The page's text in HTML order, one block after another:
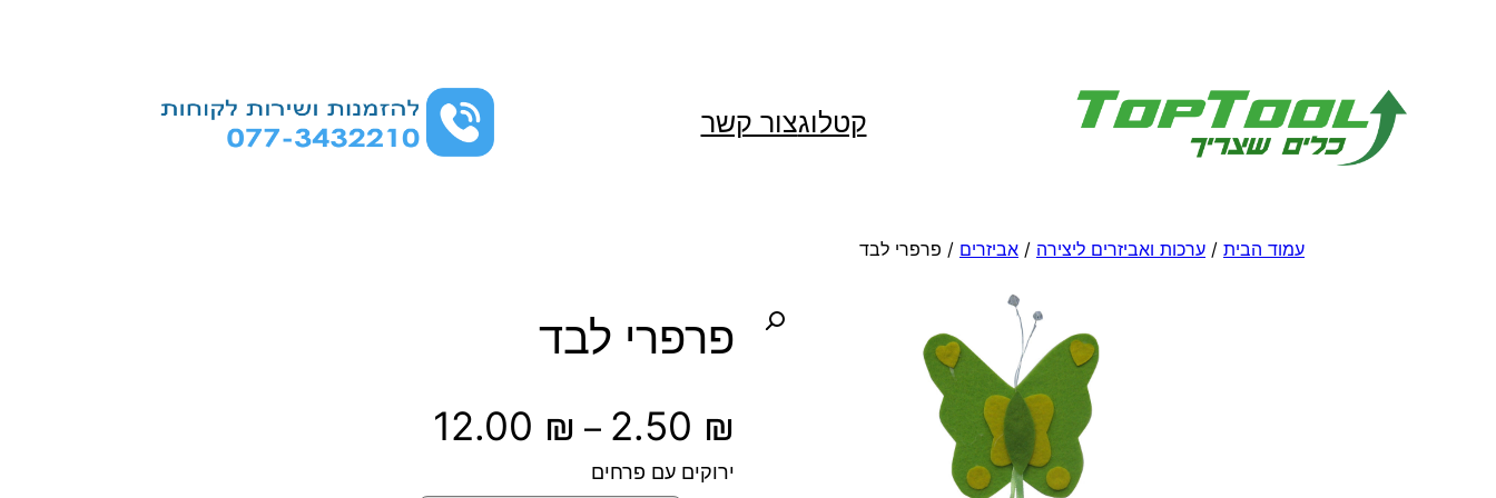
קטלוגצור קשר
עמוד הבית / ערכות ואביזרים ליצירה / אביזרים / פרפרי לבד
פרפרי לבד
2.50 ₪
–
12.00 ₪
ירוקים עם פרחים